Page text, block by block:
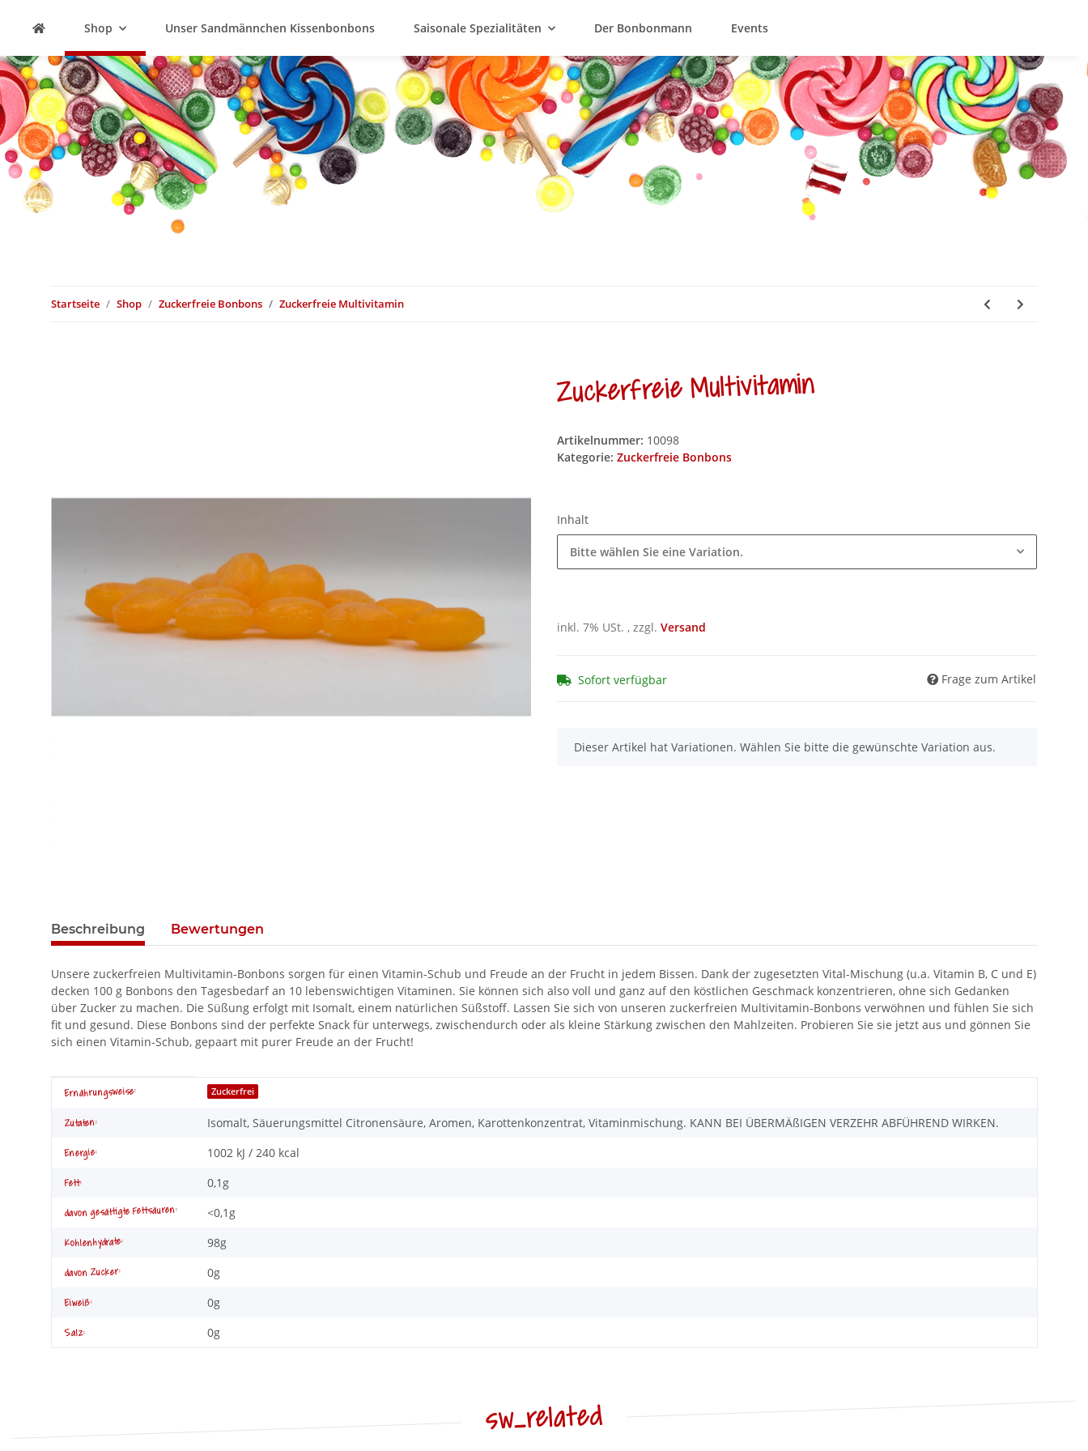
Shop Unser Sandmännchen Kissenbonbons Saisonale Spezialitäten Der Bonbonmann Events
Startseite Shop Zuckerfreie Bonbons Zuckerfreie Multivitamin
Zuckerfreie Multivitamin
Artikelnummer: 10098
Kategorie: Zuckerfreie Bonbons
Inhalt
Bitte wählen Sie eine Variation.
inkl. 7% USt. , zzgl. Versand
Sofort verfügbar Frage zum Artikel
x
Dieser Artikel hat Variationen. Wählen Sie bitte die gewünschte Variation aus.
Beschreibung Bewertungen
Unsere zuckerfreien Multivitamin-Bonbons sorgen für einen Vitamin-Schub und Freude an der Frucht in jedem Bissen. Dank der zugesetzten Vital-Mischung (u.a. Vitamin B, C und E)
decken 100 g Bonbons den Tagesbedarf an 10 lebenswichtigen Vitaminen. Sie können sich also voll und ganz auf den köstlichen Geschmack konzentrieren, ohne sich Gedanken
über Zucker zu machen. Die Süßung erfolgt mit Isomalt, einem natürlichen Süßstoff. Lassen Sie sich von unseren zuckerfreien Multivitamin-Bonbons verwöhnen und fühlen Sie sich
fit und gesund. Diese Bonbons sind der perfekte Snack für unterwegs, zwischendurch oder als kleine Stärkung zwischen den Mahlzeiten. Probieren Sie sie jetzt aus und gönnen Sie
sich einen Vitamin-Schub, gepaart mit purer Freude an der Frucht!
Produkteigenschaft
Wert
Ernährungsweise: Zuckerfrei
Zutaten: Isomalt, Säuerungsmittel Citronensäure, Aromen, Karottenkonzentrat, Vitaminmischung. KANN BEI ÜBERMÄßIGEN VERZEHR ABFÜHREND WIRKEN.
Energie: 1002 kJ / 240 kcal
Fett: 0,1g
davon gesättigte Fettsäuren: <0,1g
Kohlenhydrate: 98g
davon Zucker: 0g
Eiweiß: 0g
Salz: 0g
sw_related